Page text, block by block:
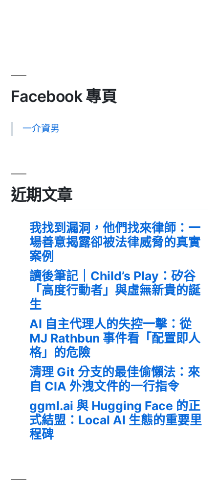
Facebook 專頁
一介資男
近期文章
我找到漏洞，他們找來律師：一
場善意揭露卻被法律威脅的真實
案例
讀後筆記｜Child’s Play：矽谷
「高度行動者」與虛無新貴的誕
生
AI 自主代理人的失控一擊：從
MJ Rathbun 事件看「配置即人
格」的危險
清理 Git 分支的最佳偷懶法：來
自 CIA 外洩文件的一行指令
ggml.ai 與 Hugging Face 的正
式結盟：Local AI 生態的重要里
程碑